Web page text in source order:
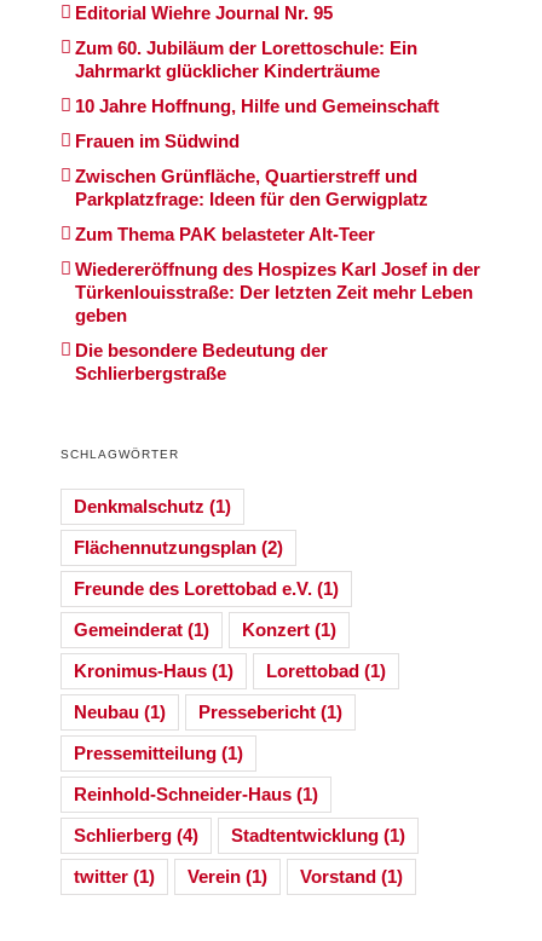
Editorial Wiehre Journal Nr. 95
Zum 60. Jubiläum der Lorettoschule: Ein
Jahrmarkt glücklicher Kinderträume
10 Jahre Hoffnung, Hilfe und Gemeinschaft
Frauen im Südwind
Zwischen Grünfläche, Quartierstreff und
Parkplatzfrage: Ideen für den Gerwigplatz
Zum Thema PAK belasteter Alt-Teer
Wiedereröffnung des Hospizes Karl Josef in der
Türkenlouisstraße: Der letzten Zeit mehr Leben
geben
Die besondere Bedeutung der
Schlierbergstraße
SCHLAGWÖRTER
Denkmalschutz (1)
Flächennutzungsplan (2)
Freunde des Lorettobad e.V. (1)
Gemeinderat (1) Konzert (1)
Kronimus-Haus (1) Lorettobad (1)
Neubau (1) Pressebericht (1)
Pressemitteilung (1)
Reinhold-Schneider-Haus (1)
Schlierberg (4) Stadtentwicklung (1)
twitter (1) Verein (1) Vorstand (1)